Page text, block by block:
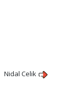
Nidal Celik